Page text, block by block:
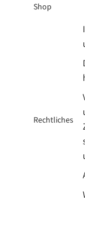
Shop
Rechtliches